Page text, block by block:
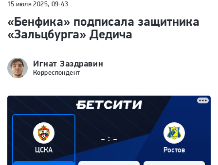
15 июля 2025, 09:43
«Бенфика» подписала защитника
«Зальцбурга» Дедича
Игнат Заздравин
Корреспондент
ЦСКА
- : -
Ростов